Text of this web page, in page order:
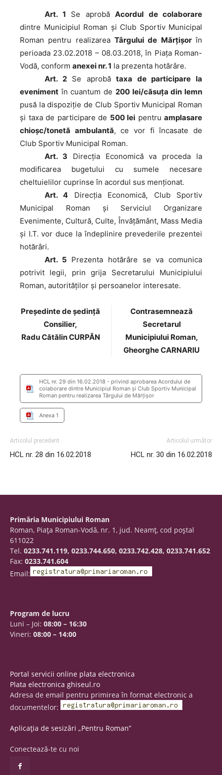
Art. 1 Se aprobă Acordul de colaborare
dintre Municipiul Roman şi Club Sportiv Municipal
Roman pentru realizarea Târgului de Mărţişorîn
perioada 23.02.2018 – 08.03.2018, în Piața Roman-
Vodă, conform anexei nr. 1 la prezenta hotărâre.
Art. 2Se aprobătaxa de participare la
eveniment în cuantum de 200 lei/căsuţa din lemn
pusă la dispoziție de Club Sportiv Municipal Roman
şi taxa de participare de 500 lei pentru amplasare
chioşc/tonetă ambulantă, ce vor fi încasate de
Club Sportiv Municipal Roman.
Art. 3 Direcţia Economică va proceda la
modificarea bugetului cu sumele necesare
cheltuielilor cuprinse în acordul sus menţionat.
Art. 4 Direcţia Economică, Club Sportiv
Municipal Roman și Serviciul Organizare
Evenimente, Cultură, Culte, Învățământ, Mass Media
și I.T. vor duce la îndeplinire prevederile prezentei
hotărâri.
Art. 5 Prezenta hotărâre se va comunica
potrivit legii, prin grija Secretarului Municipiului
Roman, autorităţilor şi persoanelor interesate.
Preşedinte de şedinţă
Consilier,
Radu Cătălin CURPĂN
Contrasemnează
Secretarul
Municipiului Roman,
Gheorghe CARNARIU
HCL nr. 29 din 16.02.2018 - privind aprobarea Acordului de
colaborare dintre Municipiul Roman şi Club Sportiv Municipal
Roman pentru realizarea Târgului de Mărţişor
Anexa 1
Articolul precedent
HCL nr. 28 din 16.02.2018
Articolul următor
HCL nr. 30 din 16.02.2018
Primăria Municipiului Roman
Roman, Piaţa Roman-Vodă, nr. 1, jud. Neamţ, cod poştal
611022
Tel. 0233.741.119, 0233.744.650, 0233.742.428, 0233.741.652
Fax: 0233.741.604
Email:
Program de lucru
Luni – Joi: 08:00 – 16:30
Vineri: 08:00 – 14:00
Portal servicii online plata electronica
Plata electronica ghiseul.ro
Adresa de email pentru primirea în format electronic a
documentelor:
Aplicația de sesizări „Pentru Roman”
Conectează-te cu noi